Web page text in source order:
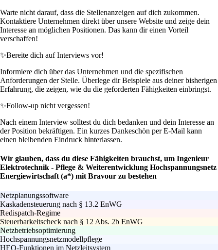
Warte nicht darauf, dass die Stellenanzeigen auf dich zukommen.
Kontaktiere Unternehmen direkt über unsere Website und zeige dein
Interesse an möglichen Positionen. Das kann dir einen Vorteil
verschaffen!
✨Bereite dich auf Interviews vor!
Informiere dich über das Unternehmen und die spezifischen
Anforderungen der Stelle. Überlege dir Beispiele aus deiner bisherigen
Erfahrung, die zeigen, wie du die geforderten Fähigkeiten einbringst.
✨Follow-up nicht vergessen!
Nach einem Interview solltest du dich bedanken und dein Interesse an
der Position bekräftigen. Ein kurzes Dankeschön per E-Mail kann
einen bleibenden Eindruck hinterlassen.
Wir glauben, dass du diese Fähigkeiten brauchst, um Ingenieur
Elektrotechnik - Pflege & Weiterentwicklung Hochspannungsnetz
Energiewirtschaft (a*) mit Bravour zu bestehen
Netzplanungssoftware
Kaskadensteuerung nach § 13.2 EnWG
Redispatch-Regime
Steuerbarkeitscheck nach § 12 Abs. 2b EnWG
Netzbetriebsoptimierung
Hochspannungsnetzmodellpflege
HEO-Funktionen im Netzleitsystem